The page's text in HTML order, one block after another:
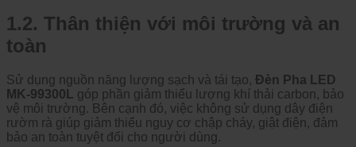
1.2. Thân thiện với môi trường và an
toàn
Sử dụng nguồn năng lượng sạch và tái tạo, Đèn Pha LED
MK-99300L góp phần giảm thiểu lượng khí thải carbon, bảo
vệ môi trường. Bên cạnh đó, việc không sử dụng dây điện
rườm rà giúp giảm thiểu nguy cơ chập cháy, giật điện, đảm
bảo an toàn tuyệt đối cho người dùng.